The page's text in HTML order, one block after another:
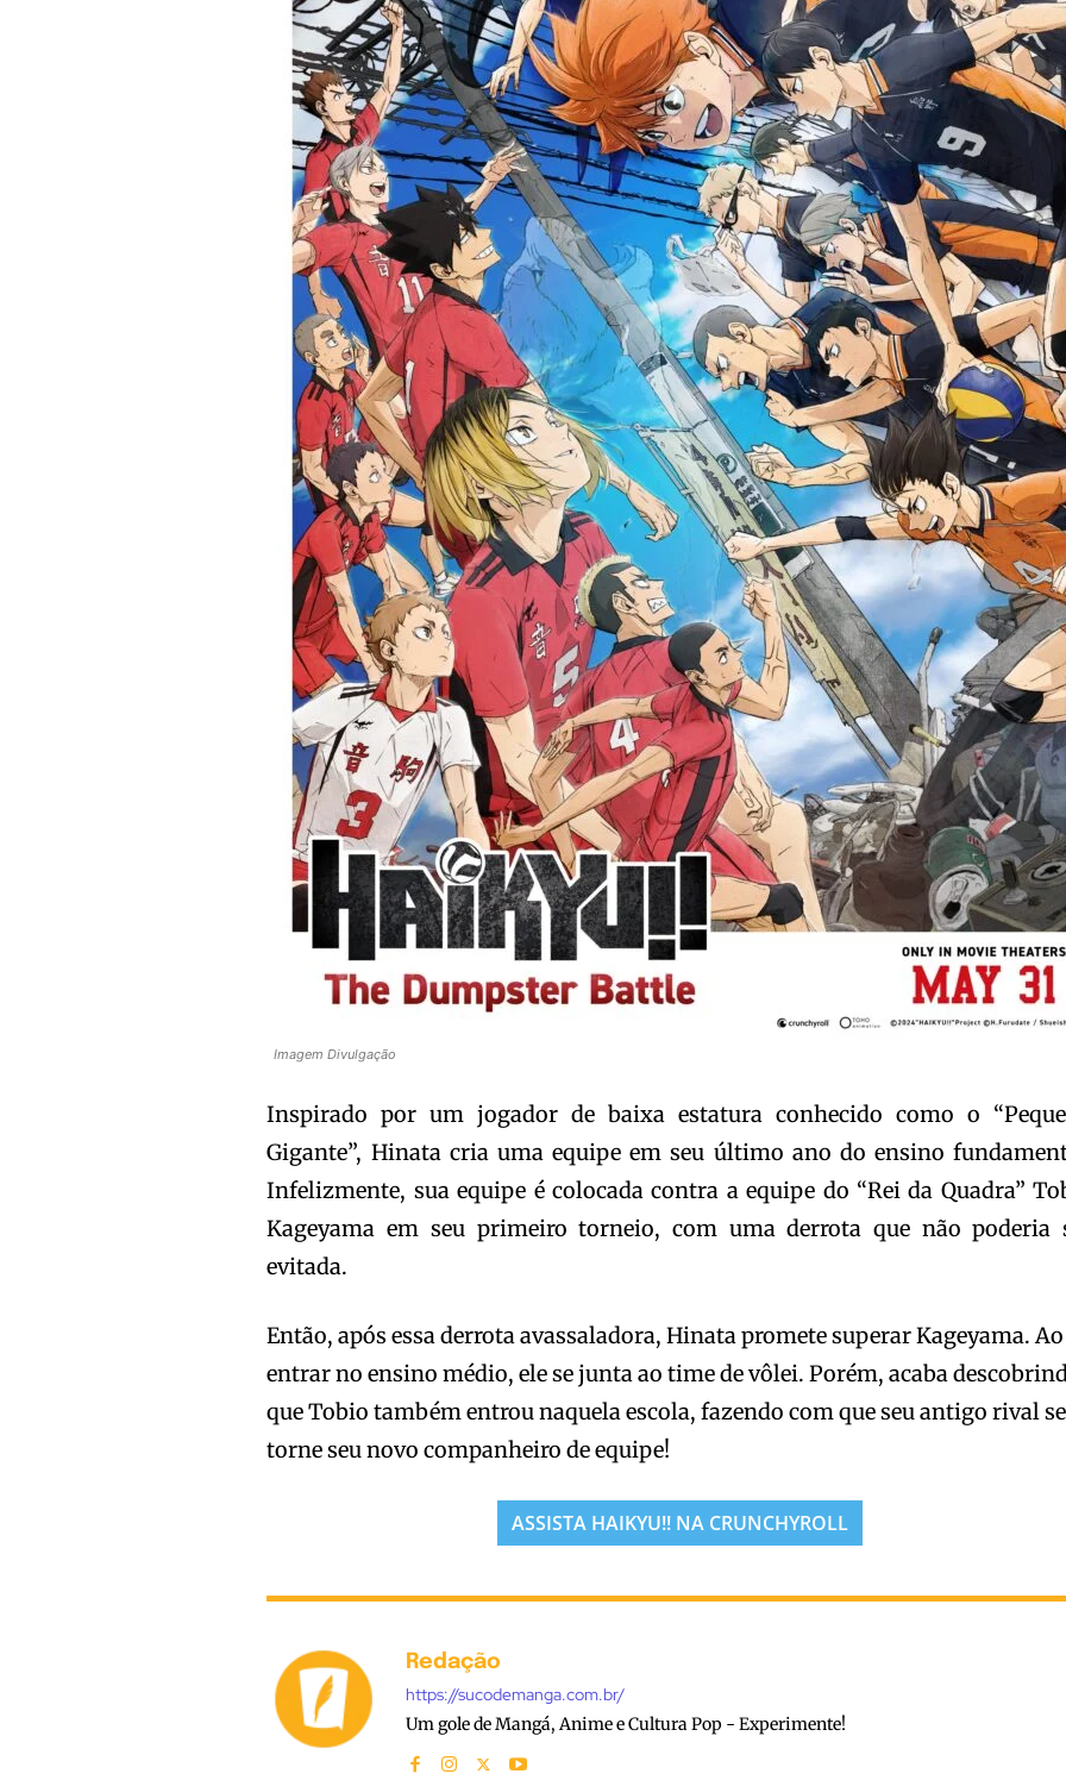
Imagem Divulgação
Inspirado por um jogador de baixa estatura conhecido como o
Gigante”, Hinata cria uma equipe em seu último ano do ensino
Infelizmente, sua equipe é colocada contra a equipe do “Rei da Quadra”
Kageyama em seu primeiro torneio, com uma derrota que não poderia
evitada.
Então, após essa derrota avassaladora, Hinata promete superar Kageyama. Ao
entrar no ensino médio, ele se junta ao time de vôlei. Porém, acaba
que Tobio também entrou naquela escola, fazendo com que seu antigo rival se
torne seu novo companheiro de equipe!
ASSISTA HAIKYU!! NA CRUNCHYROLL
Redação
https://sucodemanga.com.br/
Um gole de Mangá, Anime e Cultura Pop - Experimente!